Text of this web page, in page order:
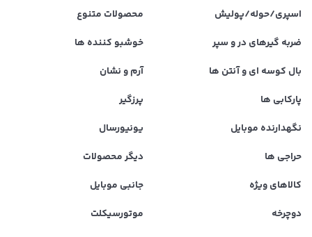
اسپری/حوله/پولیش
محصولات متنوع
ضربه گیرهای در و سپر
خوشبو کننده ها
بال کوسه ای و آنتن ها
آرم و نشان
پارکابی ها
پرزگیر
نگهدارنده موبایل
یونیورسال
حراجی ها
دیگر محصولات
کالاهای ویژه
جانبی موبایل
دوچرخه
موتورسیکلت